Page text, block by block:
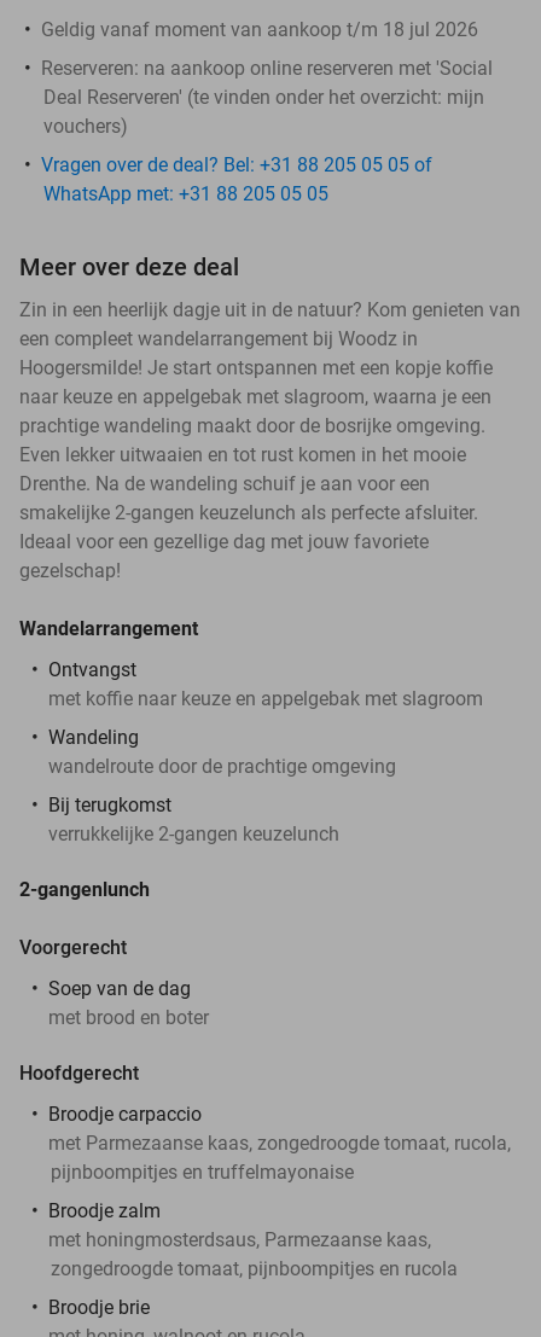
Geldig vanaf moment van aankoop t/m 18 jul 2026
Reserveren: na aankoop online reserveren met 'Social
Deal Reserveren' (te vinden onder het overzicht: mijn
vouchers)
Vragen over de deal? Bel: +31 88 205 05 05 of
WhatsApp met: +31 88 205 05 05
Meer over deze deal
Zin in een heerlijk dagje uit in de natuur? Kom genieten van
een compleet wandelarrangement bij Woodz in
Hoogersmilde! Je start ontspannen met een kopje koffie
naar keuze en appelgebak met slagroom, waarna je een
prachtige wandeling maakt door de bosrijke omgeving.
Even lekker uitwaaien en tot rust komen in het mooie
Drenthe. Na de wandeling schuif je aan voor een
smakelijke 2-gangen keuzelunch als perfecte afsluiter.
Ideaal voor een gezellige dag met jouw favoriete
gezelschap!
Wandelarrangement
Ontvangst
met koffie naar keuze en appelgebak met slagroom
Wandeling
wandelroute door de prachtige omgeving
Bij terugkomst
verrukkelijke 2-gangen keuzelunch
2-gangenlunch
Voorgerecht
Soep van de dag
met brood en boter
Hoofdgerecht
Broodje carpaccio
met Parmezaanse kaas, zongedroogde tomaat, rucola,
pijnboompitjes en truffelmayonaise
Broodje zalm
met honingmosterdsaus, Parmezaanse kaas,
zongedroogde tomaat, pijnboompitjes en rucola
Broodje brie